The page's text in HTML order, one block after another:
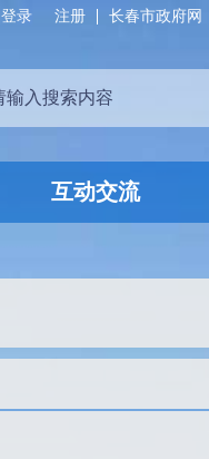
长春市政府网
注册
登录
互动交流